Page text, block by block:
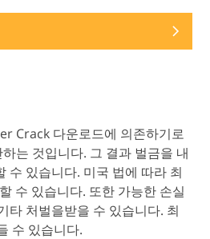
Crack 다운로드에 의존하기로
는 것입니다. 그 결과 벌금을 내
수 있습니다. 미국 법에 따라 최
수 있습니다. 또한 가능한 손실
타 처벌을받을 수 있습니다. 최
수 있습니다.